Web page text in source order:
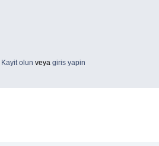
Kayit olun veya giris yapin